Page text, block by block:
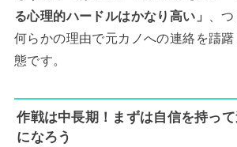
る心理的ハードルはかなり高い」 、
何らかの理由で元カノへの連絡を躊
態です。
作戦は中長期！まずは自信を持っ
になろう